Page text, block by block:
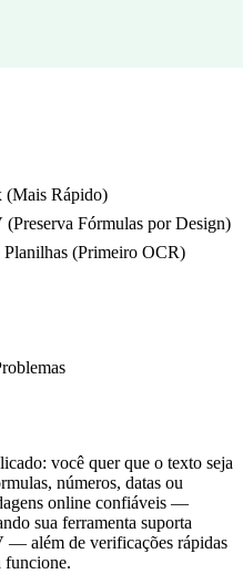
Rápido)
Fórmulas por Design)
Planilhas (Primeiro OCR)
você quer que o texto seja
números, datas ou
online confiáveis —
sua ferramenta suporta
— além de verificações rápidas
funcione.